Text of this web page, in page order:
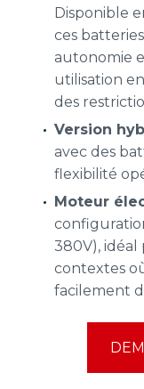
Disponible
ces
autonomie
utilisation
des
Version
avec des
flexibilité
Moteur
380V),
contextes
facilement